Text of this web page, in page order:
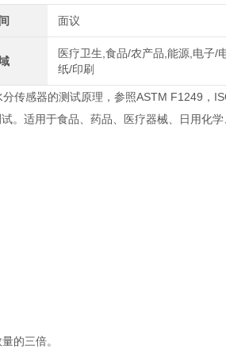
面议
医疗卫生,食品/农产品,能源,电子/
纸/印刷
分传感器的测试原理，参照ASTM F1249，
。适用于食品、药品、医疗器械、日用化
的三倍。